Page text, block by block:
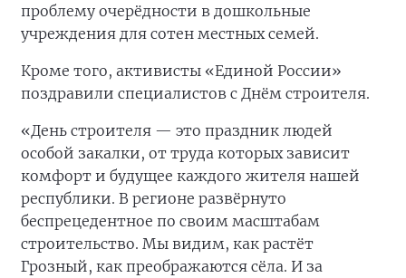
проблему очерёдности в дошкольные
учреждения для сотен местных семей.
Кроме того, активисты «Единой России»
поздравили специалистов с Днём строителя.
«День строителя — это праздник людей
особой закалки, от труда которых зависит
комфорт и будущее каждого жителя нашей
республики. В регионе развёрнуто
беспрецедентное по своим масштабам
строительство. Мы видим, как растёт
Грозный, как преображаются сёла. И за